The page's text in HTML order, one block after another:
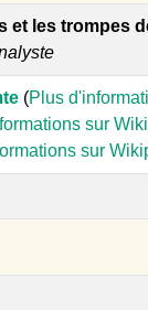
et les trompes
(Plus
sur
sur